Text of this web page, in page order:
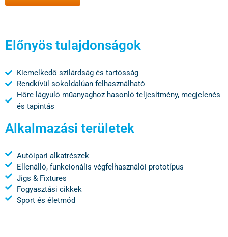
Előnyös tulajdonságok
Kiemelkedő szilárdság és tartósság
Rendkívül sokoldalúan felhasználható
Hőre lágyuló műanyaghoz hasonló teljesítmény, megjelenés
és tapintás
Alkalmazási területek
Autóipari alkatrészek
Ellenálló, funkcionális végfelhasználói prototípus
Jigs & Fixtures
Fogyasztási cikkek
Sport és életmód